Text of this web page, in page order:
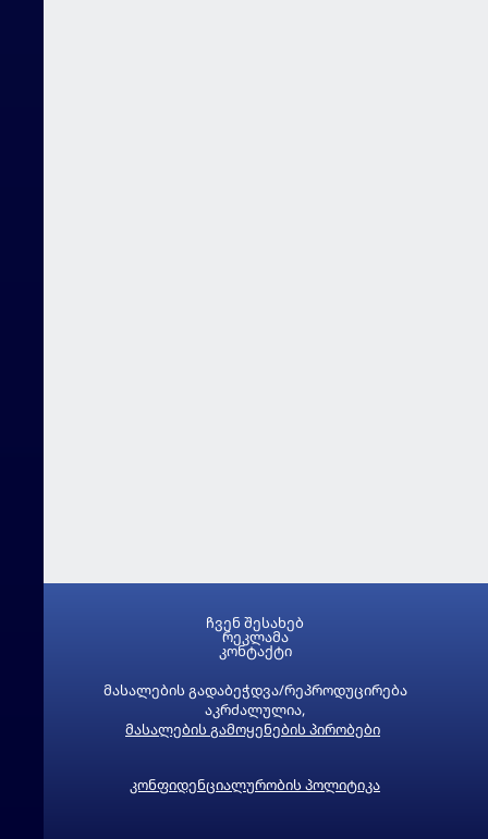
მასალების გადაბეჭდვა/რეპროდუცირება
აკრძალულია,
მასალების გამოყენების პირობები
კონფიდენციალურობის პოლიტიკა
ჩვენ შესახებ
რეკლამა
კონტაქტი